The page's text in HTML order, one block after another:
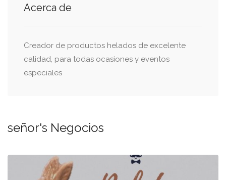
Acerca de
Creador de productos helados de excelente
calidad, para todas ocasiones y eventos
especiales
señor's Negocios